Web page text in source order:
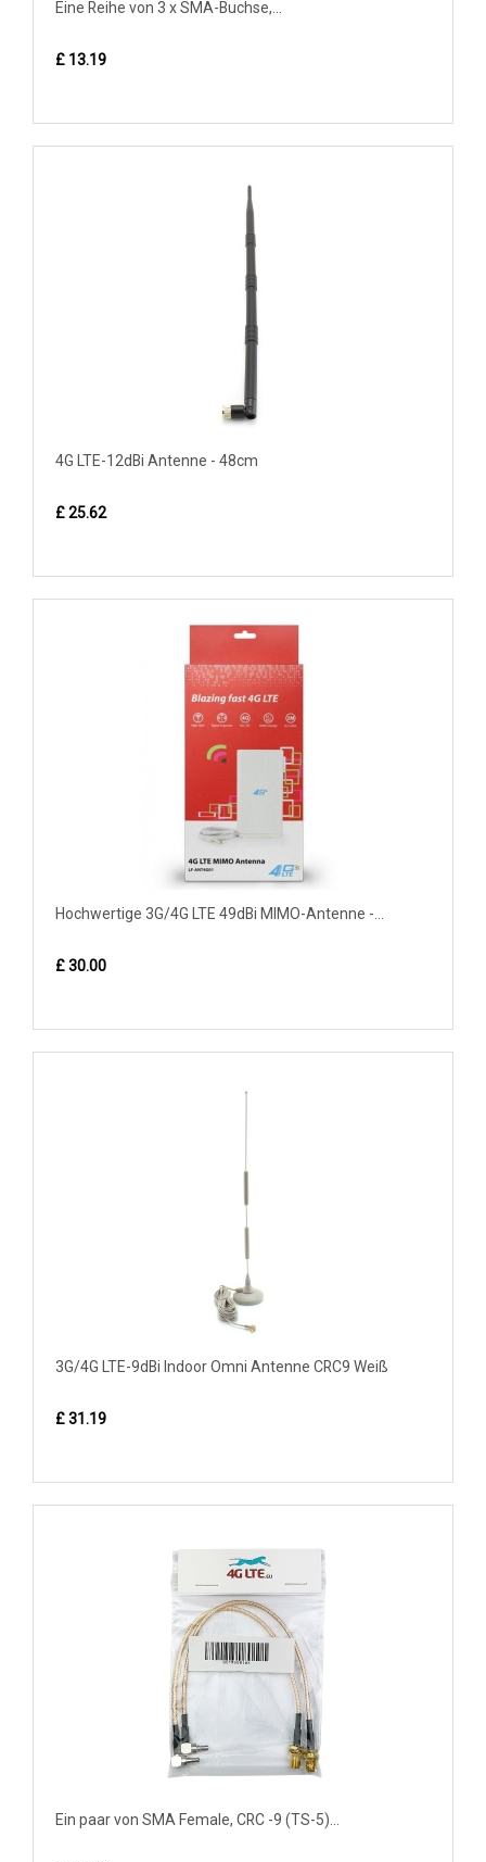
Eine Reihe von 3 x SMA-Buchse,...
£ 13.19
4G LTE-12dBi Antenne - 48cm
£ 25.62
Hochwertige 3G/4G LTE 49dBi MIMO-Antenne -...
£ 30.00
3G/4G LTE-9dBi Indoor Omni Antenne CRC9 Weiß
£ 31.19
Ein paar von SMA Female, CRC -9 (TS-5)...